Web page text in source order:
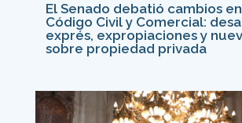
El Senado debatió cambios
Código Civil y Comercial:
exprés, expropiaciones y
sobre propiedad privada